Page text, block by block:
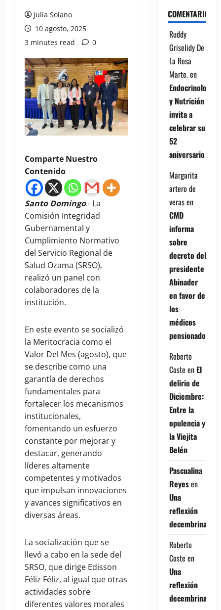
Julia Solano
10 agosto, 2025
3 minutes read
0
Comparte Nuestro
Contenido
Santo Domingo.- La
Comisión Integridad
Gubernamental y
Cumplimiento Normativo
del Servicio Regional de
Salud Ozama (SRSO),
realizó un panel con
colaboradores de la
institución.
En este evento se socializó
la Meritocracia como el
Valor Del Mes (agosto), que
se describe como una
garantía de derechos
fundamentales para
fortalecer los mecanismos
institucionales,
fomentando un esfuerzo
constante por mejorar y
destacar, generando
líderes altamente
competentes y motivados
que impulsan innovaciones
y avances significativos en
diversas áreas.
La socialización que se
llevó a cabo en la sede del
SRSO, que dirige Edisson
Féliz Féliz, al igual que otras
actividades sobre
diferentes valores morales
COMENTARIOS
Ruddy
Griselidy De
La Rosa
Marte.en
Endocrinología
y Nutrición
invita a
celebrar su
52
aniversario
Margarita
artero de
verasen
CMD
informa
sobre
decreto del
presidente
Abinader
en favor de
los
médicos
pensionados
Roberto
Coste en El
delirio de
Diciembre:
Entre la
opulencia y
la Viejita
Belén
Pascualina
Reyesen
Una
reflexión
decembrina
Roberto
Coste en
Una
reflexión
decembrina